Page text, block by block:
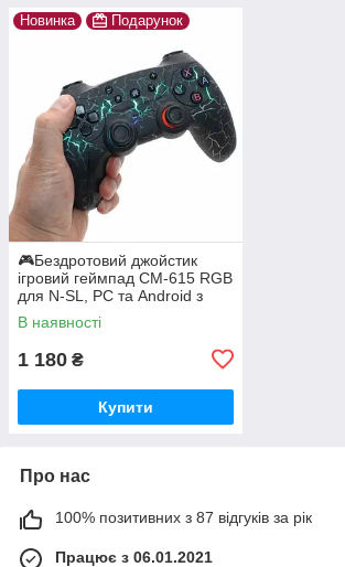
Новинка Подарунок
🎮Бездротовий джойстик
ігровий геймпад CM-615 RGB
для N-SL, PC та Android з
RGB підсвічуванням Чорний
В наявності
1 180 ₴
Купити
Про нас
100% позитивних з 87 відгуків за рік
Працює з 06.01.2021